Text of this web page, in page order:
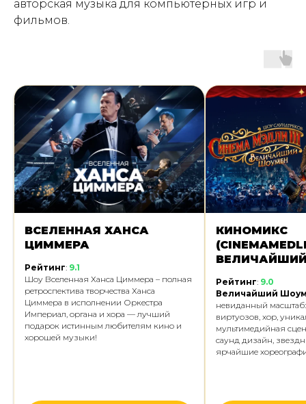
цирковые постановки, мюзиклы, а также
авторская музыка для компьютерных игр и
КИНОМИКС
(CINEMAMEDLEY 3):
ВЕЛИЧАЙШИЙ ШОУМЕН
Рейтинг: 9.0
Величайший Шоумен— это
невиданный масштаб: более 100
виртуозов, хор, уникальная
ВОЛШЕБНЫЙ
ДИСНЕЯ
Премьера
Помните, как мы
утром в субботу к
посмотреть любимые
приключения
бурундуков
восхищались